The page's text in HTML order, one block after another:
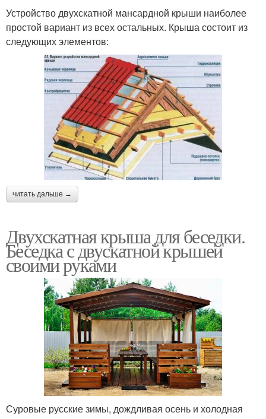
Устройство двухскатной мансардной крыши наиболее
простой вариант из всех остальных. Крыша состоит из
следующих элементов:
читать дальше →
Двухскатная крыша для беседки.
Беседка с двускатной крышей
своими руками
Суровые русские зимы, дождливая осень и холодная